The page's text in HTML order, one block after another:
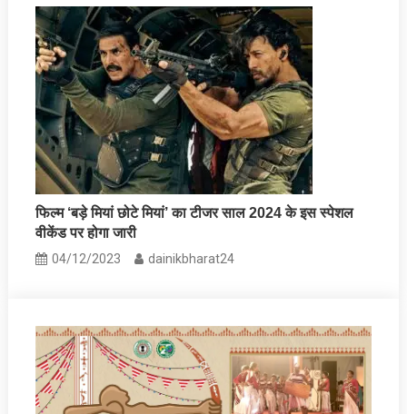
फिल्म ‘बड़े मियां छोटे मियां’ का टीजर साल 2024 के इस स्पेशल
वीकेंड पर होगा जारी
04/12/2023 dainikbharat24